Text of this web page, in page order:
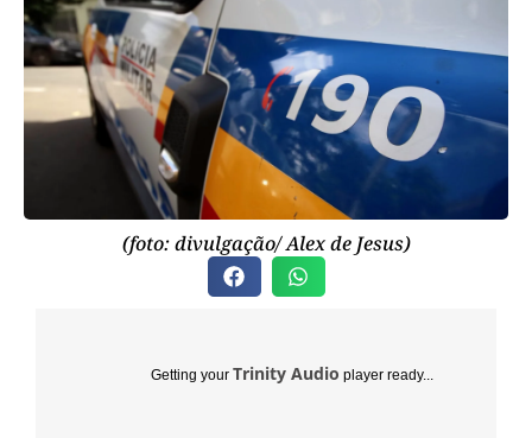
(foto: divulgação/ Alex de Jesus)
Getting your Trinity Audio player ready...